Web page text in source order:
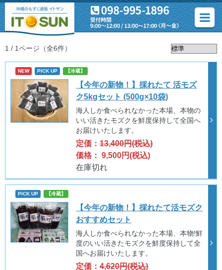
1 / 1ページ （全6件）
NEW PICK UP 【冷蔵】
【今年の新物！】採れたて 活モズ
ク5kgセット (500g×10袋)
海人しか食べられなかった本場、本物の
いい活きたモズクを鮮度保持して全国へ
お届けいたします。
定価：13,400円(税込)
価格： 9,500円(税込)
在庫切れ
PICK UP 【冷蔵】
【今年の新物！】採れたて活モズク
おすすめセット
海人しか食べられなかった本場、本物!鮮
度のいい活きたモズクを鮮度保持して全
国へお届けいたします。
定価：4,620円(税込)